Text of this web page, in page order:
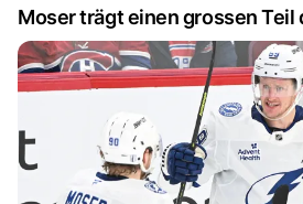
Moser trägt einen grossen Teil